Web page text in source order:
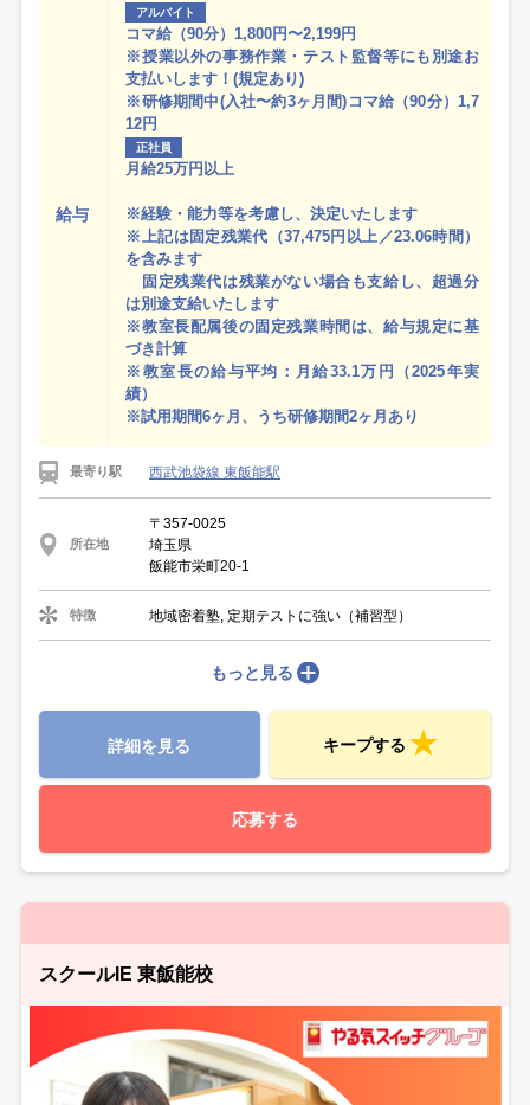
給与
アルバイト
コマ給（90分）1,800円〜2,199円
※授業以外の事務作業・テスト監督等にも別途お
支払いします！(規定あり)
※研修期間中(入社〜約3ヶ月間)コマ給（90分）1,7
12円
正社員
月給25万円以上
※経験・能力等を考慮し、決定いたします
※上記は固定残業代（37,475円以上／23.06時間）
を含みます
固定残業代は残業がない場合も支給し、超過分
は別途支給いたします
※教室長配属後の固定残業時間は、給与規定に基
づき計算
※教室長の給与平均：月給33.1万円（2025年実
績）
※試用期間6ヶ月、うち研修期間2ヶ月あり
最寄り駅 西武池袋線 東飯能駅
所在地
〒357-0025
埼玉県
飯能市栄町20-1
特徴 地域密着塾, 定期テストに強い（補習型）
もっと見る
詳細を見る キープする
応募する
スクールIE 東飯能校